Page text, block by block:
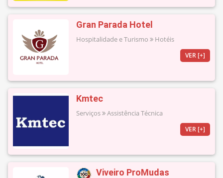
Gran Parada Hotel
Hospitalidade e Turismo Hotéis
VER [+]
Kmtec
Serviços Assistência Técnica
VER [+]
Viveiro ProMudas